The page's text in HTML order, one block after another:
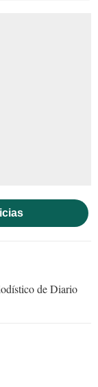
de Diario